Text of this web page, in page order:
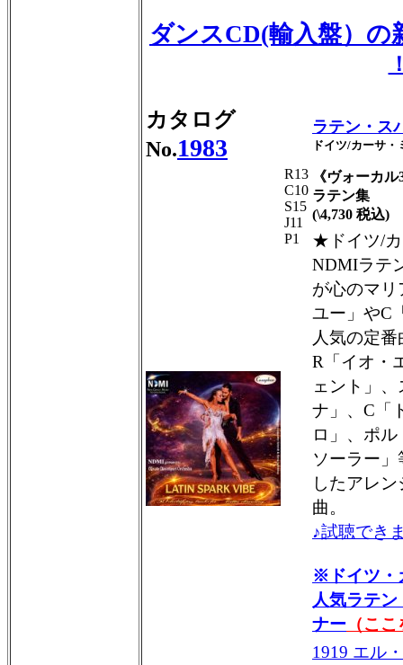
ダンスCD(輸入盤）の
カタログ
No.1983
ラテン・ス
ドイツ/カーサ
R13
C10
S15
J11
P1
《ヴォーカ
ラテン集
(\4,730 税込)
★ドイツ/カ
NDMIラテ
が心のマ
ユー」やC
人気の定
R「イオ・
ェント」
ナ」、C「
ロ」、ポ
ソーラー
したアレ
曲。
♪試聴でき
※ドイツ・
人気ラテ
ナー （こ
1919 エル